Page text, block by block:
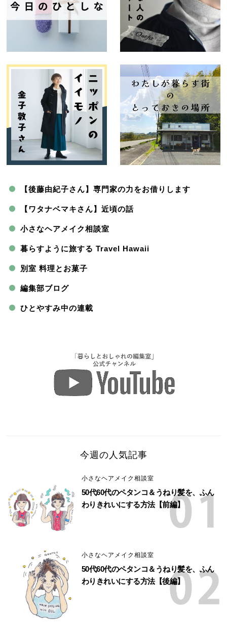
【後藤由紀子さん】専門家の力をお借りします
【ワタナベマキさん】近頃の話
小さなヘアメイク相談室
暮らすように旅する Travel Hawaii
別室 料理とお菓子
編集部ブログ
ひとやすみ中の連載
今週の人気記事
小さなヘアメイク相談室
50代60代のペタンコ＆うねり髪を、ふん
わりきれいにする方法【前編】
小さなヘアメイク相談室
50代60代のペタンコ＆うねり髪を、ふん
わりきれいにする方法【後編】